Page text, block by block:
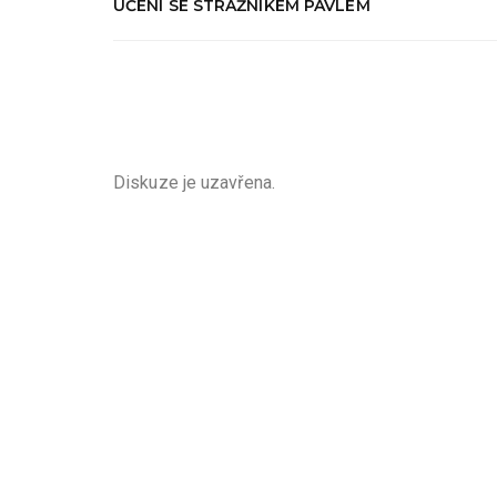
UČENÍ SE STRÁŽNÍKEM PAVLEM
Diskuze je uzavřena.